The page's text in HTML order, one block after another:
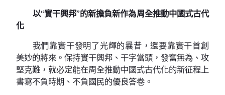
以“實干興邦”的新擔負新作為周全推動中國式古代
化
我們靠實干發明了光輝的曩昔，還要靠實干首創
美妙的將來。保持實干興邦、干字當頭，發奮無為、攻
堅克難，就必定能在周全推動中國式古代化的新征程上
書寫不負時期、不負國民的優良答卷。